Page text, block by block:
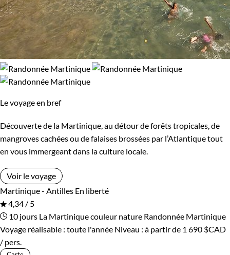
Le voyage en bref
Découverte de la Martinique, au détour de forêts tropicales, de
mangroves cachées ou de falaises brossées par l’Atlantique tout
en vous immergeant dans la culture locale.
Voir le voyage
Martinique - Antilles En liberté
4,34 / 5
10 jours La Martinique couleur nature Randonnée Martinique
Voyage réalisable : toute l'année Niveau : à partir de 1 690 $CAD
/ pers.